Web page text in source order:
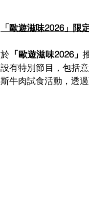
「歐遊滋味2026」限
於 「歐遊滋味2026」
設有特別節目，包括
斯牛肉試食活動，透